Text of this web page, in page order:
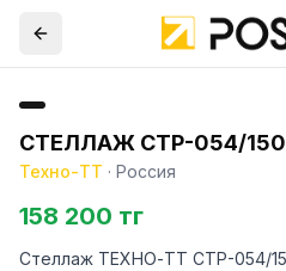
СТЕЛЛАЖ СТР-054/
Техно-ТТ · Россия
158 200 тг
Стеллаж ТЕХНО-ТТ СТР-054/